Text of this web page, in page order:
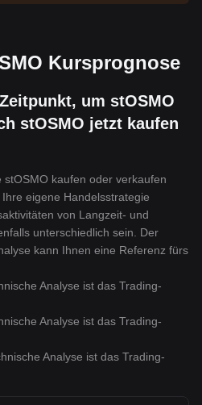
Kursprognose
um stOSMO
stOSMO jetzt kaufen
kaufen oder verkaufen
eigene Handelsstrategie
von Langzeit- und
unterschiedlich sein. Der
kann Ihnen eine Referenz fürs
Analyse ist das Trading-
Analyse ist das Trading-
Analyse ist das Trading-